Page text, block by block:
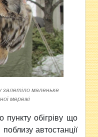
залетіло маленьке
мережі
пункту обігріву що
автостанції